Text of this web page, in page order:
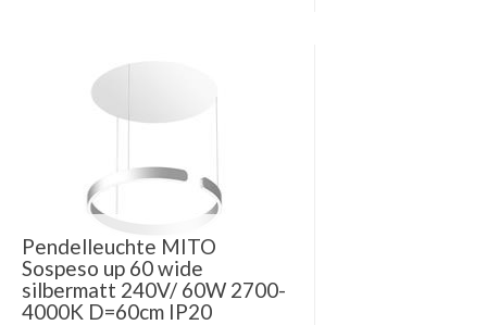
Pendelleuchte MITO
Sospeso up 60 wide
silbermatt 240V/ 60W 2700-
4000K D=60cm IP20